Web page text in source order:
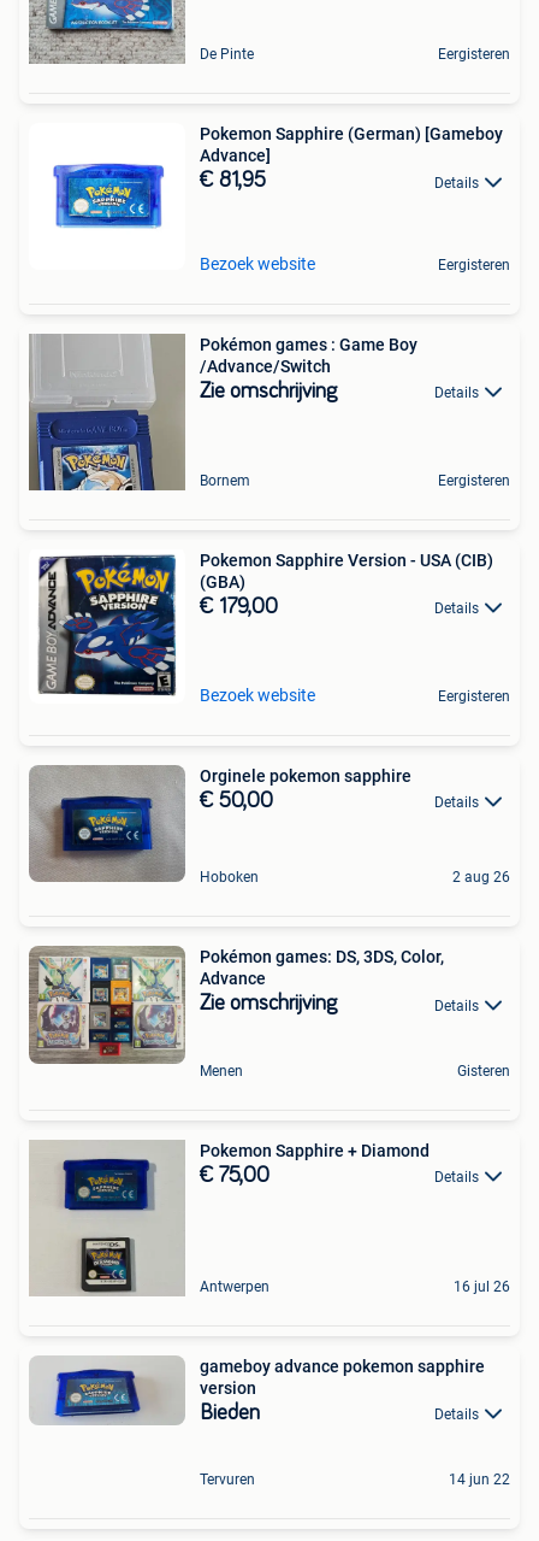
De Pinte Eergisteren
Pokemon Sapphire (German) [Gameboy
Advance]
€ 81,95 Details
Bezoek website Eergisteren
Pokémon games : Game Boy
/Advance/Switch
Zie omschrijving Details
Bornem Eergisteren
Pokemon Sapphire Version - USA (CIB)
(GBA)
€ 179,00 Details
Bezoek website Eergisteren
Orginele pokemon sapphire
€ 50,00 Details
Hoboken 2 aug 26
Pokémon games: DS, 3DS, Color,
Advance
Zie omschrijving Details
Menen Gisteren
Pokemon Sapphire + Diamond
€ 75,00 Details
Antwerpen 16 jul 26
gameboy advance pokemon sapphire
version
Bieden Details
Tervuren 14 jun 22